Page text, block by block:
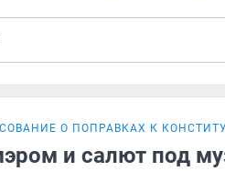
О ПОПРАВКАХ К
и салют под